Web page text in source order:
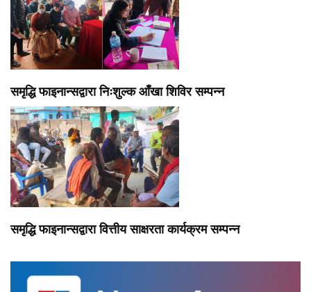
समृद्धि फाइनान्सद्वारा निःशुल्क आँखा शिविर सम्पन्न
समृद्धि फाइनान्सद्वारा वित्तीय साक्षरता कार्यक्रम सम्पन्न